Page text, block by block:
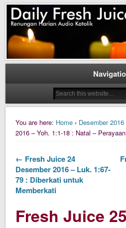
Daily Fresh Juice
Daily Fresh Juice Renungan Harian Katolik
You are here: Home › Desember 2016
2016 – Yoh. 1:1-18 : Natal –
← Fresh Juice 24
Desember 2016 – Luk. 1:67-
79 : Diberkati untuk
Memberkati
Fresh Juice 25